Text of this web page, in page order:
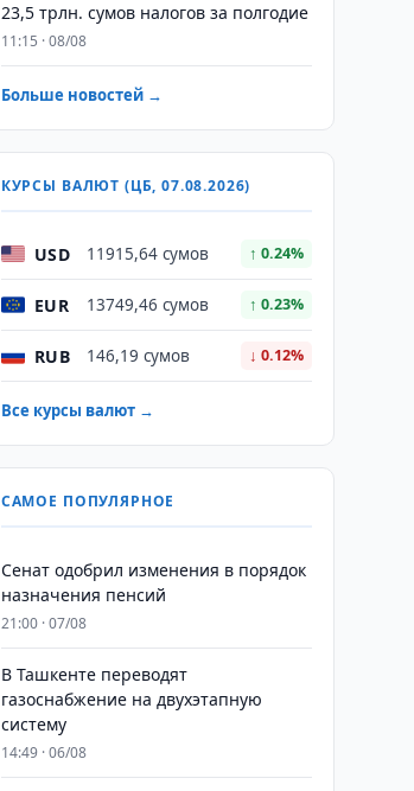
23,5 трлн. сумов налогов за полгодие
11:15 · 08/08
Больше новостей →
КУРСЫ ВАЛЮТ (ЦБ, 07.08.2026)
USD 11915,64 сумов ↑ 0.24%
EUR 13749,46 сумов ↑ 0.23%
RUB 146,19 сумов ↓ 0.12%
Все курсы валют →
САМОЕ ПОПУЛЯРНОЕ
Сенат одобрил изменения в порядок
назначения пенсий
21:00 · 07/08
В Ташкенте переводят
газоснабжение на двухэтапную
систему
14:49 · 06/08